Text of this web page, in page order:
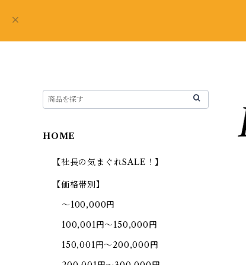
HOME
【社長の気まぐれSALE！】
【価格帯別】
～100,000円
100,001円～150,000円
150,001円～200,000円